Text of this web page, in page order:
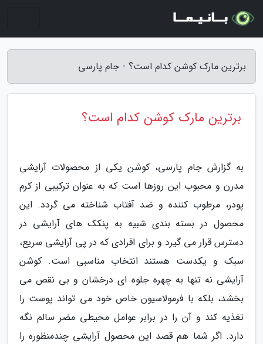
برترین مارک کوشن کدام است؟ - جام پارسی
برترین مارک کوشن کدام است؟
به گزارش جام پارسی، کوشن یکی از محصولات آرایشی
مدرن و محبوب این روزها است که به عنوان ترکیبی از کرم
پودر، مرطوب کننده و ضد آفتاب شناخته می گردد. این
محصول در بسته بندی شبیه به پنکک های آرایشی در
دسترس قرار می گیرد و برای افرادی که در پی آرایشی سریع،
سبک و یکدست هستند انتخاب مناسبی است. کوشن
آرایشی نه تنها به چهره جلوه ای درخشان و بی نقص می
بخشد، بلکه با فرمولاسیون خاص خود می تواند پوست را
تغذیه کند و آن را در برابر عوامل محیطی مضر سالم نگه
دارد. اگر شما هم قصد این محصول آرایشی چندمنظوره را